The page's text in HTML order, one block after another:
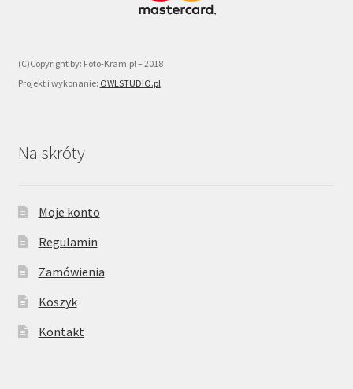
(C)Copyright by: Foto-Kram.pl – 2018
Projekt i wykonanie: OWLSTUDIO.pl
Na skróty
Moje konto
Regulamin
Zamówienia
Koszyk
Kontakt